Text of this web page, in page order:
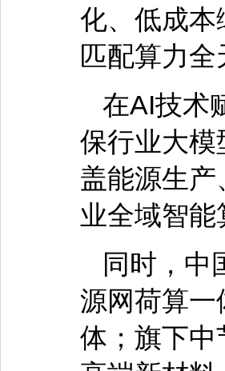
化、低成本
匹配算力
在AI技术
保行业大模
盖能源生
业全域智能
同时，中
源网荷算一
体；旗下中